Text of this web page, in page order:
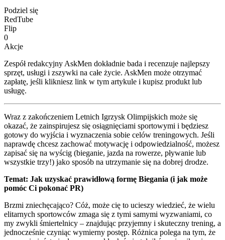
Podziel się
RedTube
Flip
0
Akcje
Zespół redakcyjny AskMen dokładnie bada i recenzuje najlepszy
sprzęt, usługi i zszywki na całe życie. AskMen może otrzymać
zapłatę, jeśli klikniesz link w tym artykule i kupisz produkt lub
usługę.
Wraz z zakończeniem Letnich Igrzysk Olimpijskich może się
okazać, że zainspirujesz się osiągnięciami sportowymi i będziesz
gotowy do wyjścia i wyznaczenia sobie celów treningowych. Jeśli
naprawdę chcesz zachować motywację i odpowiedzialność, możesz
zapisać się na wyścig (bieganie, jazda na rowerze, pływanie lub
wszystkie trzy!) jako sposób na utrzymanie się na dobrej drodze.
Temat: Jak uzyskać prawidłową formę Biegania (i jak może
pomóc Ci pokonać PR)
Brzmi zniechęcająco? Cóż, może cię to ucieszy wiedzieć, że wielu
elitarnych sportowców zmaga się z tymi samymi wyzwaniami, co
my zwykli śmiertelnicy – znajdując przyjemny i skuteczny trening, a
jednocześnie czyniąc wymierny postęp. Różnica polega na tym, że